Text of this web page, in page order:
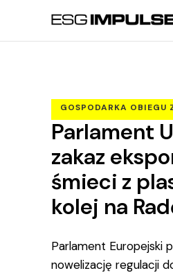
plastiku – kolej na Radę
GOSPODARKA OBIEGU
REGULACJE
Parlament
zakaz
śmieci z
kolej na
Parlament Europejski
nowelizację regulacji